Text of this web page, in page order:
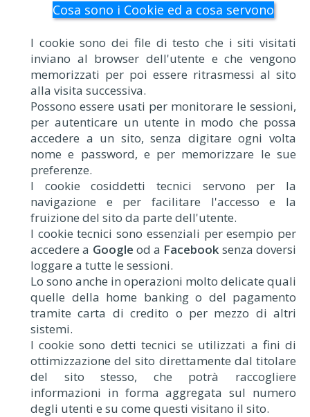
Cosa sono i Cookie ed a cosa servono
I cookie sono dei file di testo che i siti visitati
inviano al browser dell'utente e che vengono
memorizzati per poi essere ritrasmessi al sito
alla visita successiva.
Possono essere usati per monitorare le sessioni,
per autenticare un utente in modo che possa
accedere a un sito, senza digitare ogni volta
nome e password, e per memorizzare le sue
preferenze.
I cookie cosiddetti tecnici servono per la
navigazione e per facilitare l'accesso e la
fruizione del sito da parte dell'utente.
I cookie tecnici sono essenziali per esempio per
accedere a Google od a Facebook senza doversi
loggare a tutte le sessioni.
Lo sono anche in operazioni molto delicate quali
quelle della home banking o del pagamento
tramite carta di credito o per mezzo di altri
sistemi.
I cookie sono detti tecnici se utilizzati a fini di
ottimizzazione del sito direttamente dal titolare
del sito stesso, che potrà raccogliere
informazioni in forma aggregata sul numero
degli utenti e su come questi visitano il sito.